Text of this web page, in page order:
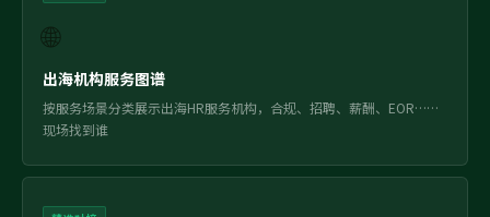
🌐
出海机构服务图谱
按服务场景分类展示出海HR服务机构，合规、招聘、薪酬、EOR……
现场找到谁